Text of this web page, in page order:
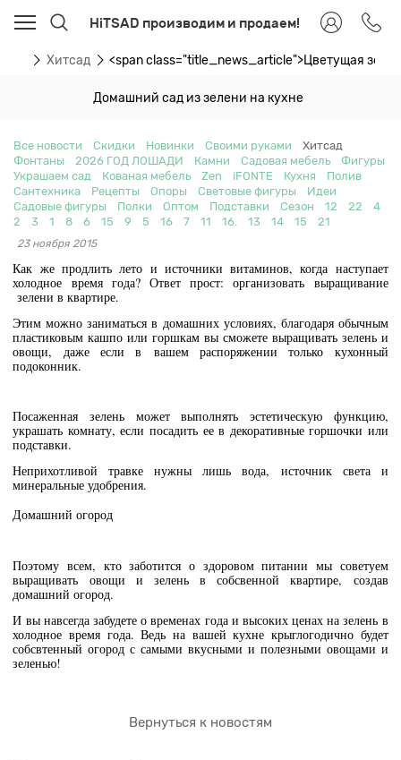
HiTSAD производим и продаем!
Хитсад <span class="title_news_article">Цветущая
Домашний сад из зелени на кухне
Все новости Скидки Новинки Своими руками
Хитсад
Фонтаны
2026 ГОД ЛОШАДИ Камни Садовая мебель
Фигуры
Украшаем сад
Кованая мебель Zen iFONTE Кухня
Полив
Сантехника
Рецепты Опоры Световые фигуры
Идеи
Садовые фигуры
Полки Оптом Подставки Сезон 12 22
4
2
3 1 8 6 15 9 5 16 7 11 16. 13 14 15 21
23 ноября 2015
Как же продлить лето и источники витаминов, когда наступает
холодное время года? Ответ прост: организовать выращивание
зелени в квартире.
Этим можно заниматься в домашних условиях, благодаря обычным
пластиковым кашпо или горшкам вы сможете выращивать зелень и
овощи, даже если в вашем распоряжении только кухонный
подоконник.
Посаженная зелень может выполнять эстетическую функцию,
украшать комнату, если посадить ее в декоративные горшочки или
подставки.
Неприхотливой травке нужны лишь вода, источник света и
минеральные удобрения.
Домашний огород
Поэтому всем, кто заботится о здоровом питании мы советуем
выращивать овощи и зелень в собсвенной квартире, создав
домашний огород.
И вы навсегда забудете о временах года и высоких ценах на зелень в
холодное время года. Ведь на вашей кухне крыглогодично будет
собсвтенный огород с самыми вкусными и полезными овощами и
зеленью!
Вернуться к новостям